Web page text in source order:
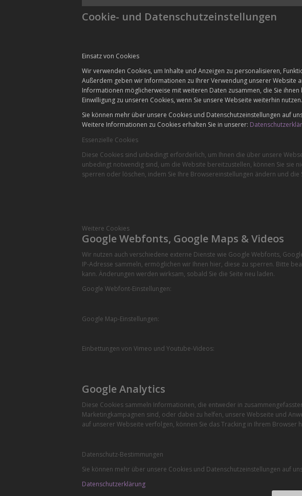
Cookie- und Datenschutzeinstellungen
Einsatz von Cookies
Wir verwenden Cookies, um Inhalte und Anzeigen zu personalisieren,
Außerdem geben wir Informationen zu Ihrer Verwendung unserer Website
Informationen möglicherweise mit weiteren Daten zusammen, die Sie
Einwilligung zu unseren Cookies, wenn Sie unsere Webseite weiterhin nutzen.
Sie können mehr über unsere Cookies und Datenschutzeinstellungen auf
Weitere Informationen zu Cookies erhalten Sie in unserer:
Essenzielle Cookies
Diese Cookies sind unbedingt erforderlich, um Ihnen die über unsere
unbedingt notwendig sind, um die Website bereitzustellen, können Sie sie
sperren oder löschen, indem Sie Ihre Browsereinstellungen ändern und
Weitere Cookies
Google Webfonts, Google Maps & Videos
Wir nutzen auch verschiedene externe Dienste wie Google Webfonts,
IP-Adresse sammeln, ermöglichen wir Ihnen hier, diese zu sperren. Bitte
kann. Änderungen werden wirksam, sobald Sie die Seite neu laden.
Google Webfont-Einstellungen:
Google Map-Einstellungen:
Einbettungen von Vimeo und Youtube-Videos:
Google Analytics
Diese Cookies sammeln Informationen, die entweder in
Marketingkampagnen sind, oder dabei zu helfen, unsere Webseite und
auf unserer Webseite verfolgen, können Sie das Tracking in Ihrem Browser
Datenschutz-Bestimmungen
Sie können mehr über unsere Cookies und Datenschutzeinstellungen auf
Datenschutzerklärung